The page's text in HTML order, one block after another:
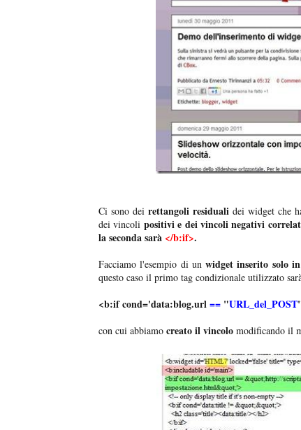
Ci sono dei rettangoli residuali dei widget che
dei vincoli positivi e dei vincoli negativi
la seconda sarà </b:if>.
Facciamo l'esempio di unwidget inserito solo
questo caso il primo tag condizionale utilizzato
<b:if cond='data:blog.url== "URL_del_POST
con cui abbiamo creato il vincolo modificando il